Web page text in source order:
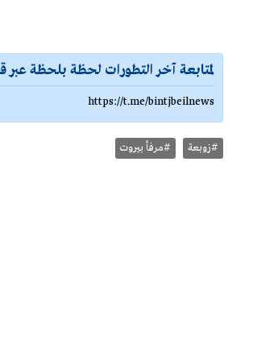
لمتابعة آخر التطورات لحظة بلحظة عبر
https://t.me/bintjbeilnews
#زوبعة #مرفأ بيروت